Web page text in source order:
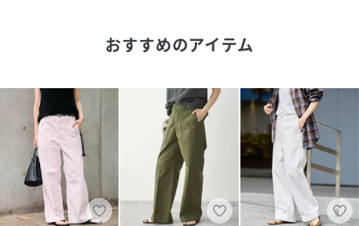
予めご了承の上ご注文ください。
ホワイト・ネイビー着用スタッフ身長：165cm着用サイズ：
38
カーキ着用スタッフ身長：165cm着用サイズ：38
詳細着用スタッフ身長：163cm着用サイズ：38
性別タイプ レディース
おすすめのアイテム